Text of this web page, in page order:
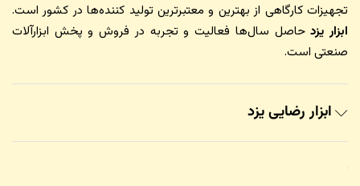
تجهیزات کارگاهی از بهترین و معتبرترین تولید کننده‌ها در کشور است.
ابزار یزدحاصل سال‌ها فعالیت و تجربه در فروش و پخش ابزارآلات
صنعتی است.
ابزار رضایی یزد